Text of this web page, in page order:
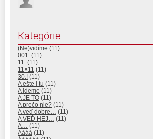
Kategórie
(Ne)vidíme (11)
001.
(11)
11.
(11)
11×11 (11)
30.! (11)
A ešte i tu (11)
A ideme (11)
A JE TO (11)
A prečo nie? (11)
A veď dobre…
(11)
A VEĎ HEJ…
(11)
A…
(11)
Aááá (11)